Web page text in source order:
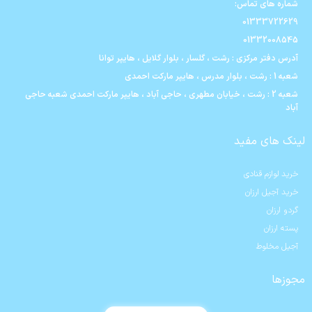
شماره های تماس:
01333722629
01332008545
آدرس دفتر مرکزی : رشت ، گلسار ، بلوار گلایل ، هایپر توانا
شعبه 1 : رشت ، بلوار مدرس ، هایپر مارکت احمدی
شعبه 2 : رشت ، خیابان مطهری ، حاجی آباد ، هایپر مارکت احمدی شعبه حاجی
آباد
لینک های مفید
خرید لوازم قنادی
خرید آجیل ارزان
گردو ارزان
پسته ارزان
آجیل مخلوط
مجوزها